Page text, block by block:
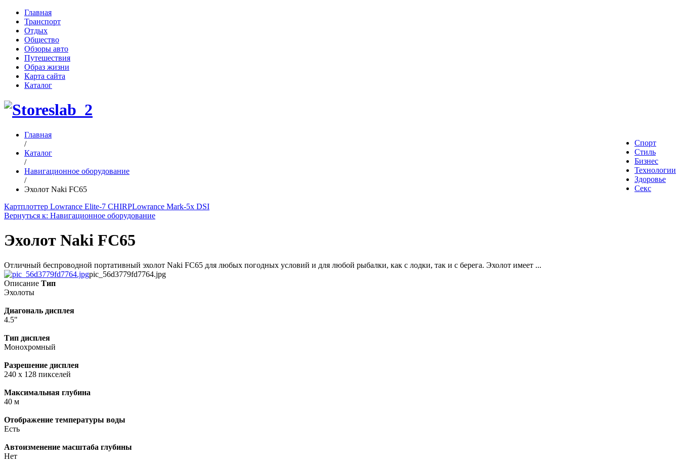
Главная
Транспорт
Отдых
Общество
Обзоры авто
Путешествия
Образ жизни
Карта сайта
Каталог
Спорт
Стиль
Бизнес
Технологии
Здоровье
Секс
Главная
/
Каталог
/
Навигационное оборудование
/
Эхолот Naki FC65
Картплоттер Lowrance Elite-7 CHIRPLowrance Mark-5x DSI
Вернуться к: Навигационное оборудование
Эхолот Naki FC65
Отличный беспроводной портативный эхолот Naki FC65 для любых погодных условий и для любой рыбалки, как с лодки, так и с берега. Эхолот имеет ...
pic_56d3779fd7764.jpg
Описание Тип
Эхолоты
Диагональ дисплея
4.5"
Тип дисплея
Монохромный
Разрешение дисплея
240 x 128 пикселей
Максимальная глубина
40 м
Отображение температуры воды
Есть
Автоизменение масштаба глубины
Нет